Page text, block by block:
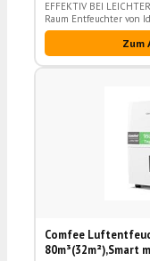
EFFEKTIV BEI
Raum Entfeuchter von
Zum
Comfee
80m³(32m²),Smart